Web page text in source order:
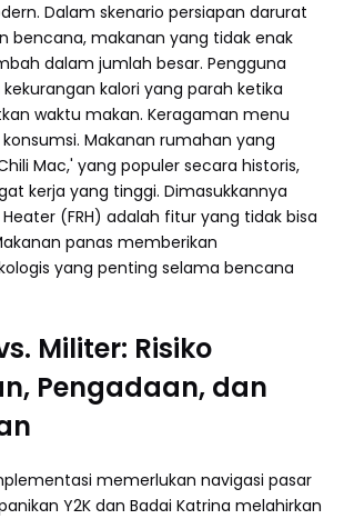
Dalam skenario persiapan darurat
bencana, makanan yang tidak enak
dalam jumlah besar. Pengguna
kalori yang parah ketika
waktu makan. Keragaman menu
Makanan rumahan yang
Mac,' yang populer secara historis,
kerja yang tinggi. Dimasukkannya
(FRH) adalah fitur yang tidak bisa
panas memberikan
yang penting selama bencana
Militer: Risiko
Pengadaan, dan
memerlukan navigasi pasar
Y2K dan Badai Katrina melahirkan